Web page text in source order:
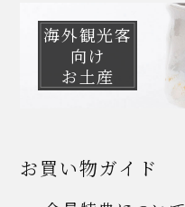
海外観光客
向け
お土産
お買い物ガイド